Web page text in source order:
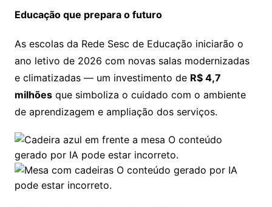
Educação que prepara o futuro
As escolas da Rede Sesc de Educação iniciarão o
ano letivo de 2026 com novas salas modernizadas
e climatizadas — um investimento de R$ 4,7
milhõesque simboliza o cuidado com o ambiente
de aprendizagem e ampliação dos serviços.